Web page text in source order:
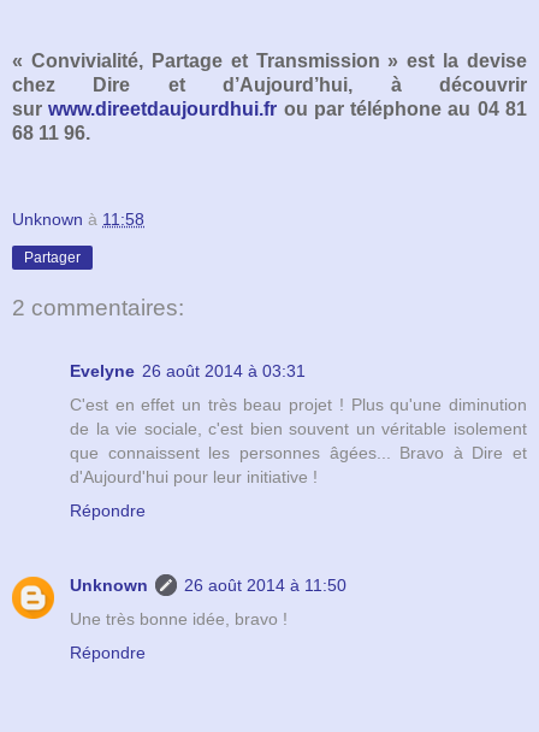
« Convivialité, Partage et Transmission » est la devise
chez Dire et d’Aujourd’hui, à découvrir
surwww.direetdaujourdhui.fr ou par téléphone au 04 81
68 11 96.
Unknown à 11:58
Partager
2 commentaires:
Evelyne 26 août 2014 à 03:31
C'est en effet un très beau projet ! Plus qu'une diminution
de la vie sociale, c'est bien souvent un véritable isolement
que connaissent les personnes âgées... Bravo à Dire et
d'Aujourd'hui pour leur initiative !
Répondre
Unknown
26 août 2014 à 11:50
Une très bonne idée, bravo !
Répondre